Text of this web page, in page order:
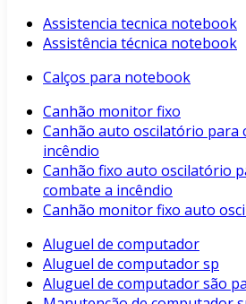
Assistencia tecnica notebook
Assistência técnica notebook
Calços para notebook
Canhão monitor fixo
Canhão auto oscilatório para
incêndio
Canhão fixo auto oscilatório
combate a incêndio
Canhão monitor fixo auto
Aluguel de computador
Aluguel de computador sp
Aluguel de computador são